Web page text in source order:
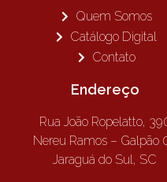
Quem Somos
Catálogo Digital
Contato
Endereço
Rua João Ropelatto,
Nereu Ramos – Galpão
Jaraguá do Sul, SC